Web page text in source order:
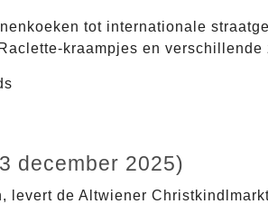
tot internationale
kraampjes en verschillende
december 2025)
levert de Altwiener